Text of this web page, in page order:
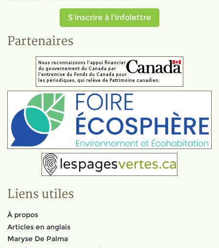
S'inscrire à l'infolettre
Partenaires
Liens utiles
À propos
Articles en anglais
Maryse De Palma